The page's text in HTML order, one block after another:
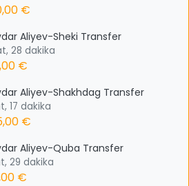
€
Aliyev-Sheki Transfer
28 dakika
€
Aliyev-Shakhdag Transfer
17 dakika
€
Aliyev-Quba Transfer
29 dakika
€